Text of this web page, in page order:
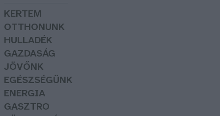
KERTEM
OTTHONUNK
HULLADÉK
GAZDASÁG
JÖVŐNK
EGÉSZSÉGÜNK
ENERGIA
GASZTRO